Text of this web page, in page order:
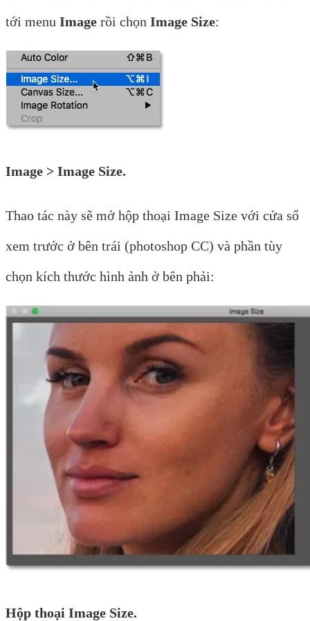
tới menu Image rồi chọn Image Size:
Image > Image Size.
Thao tác này sẽ mở hộp thoại Image Size với cửa sổ
xem trước ở bên trái (photoshop CC) và phần tùy
chọn kích thước hình ảnh ở bên phải:
Hộp thoại Image Size.